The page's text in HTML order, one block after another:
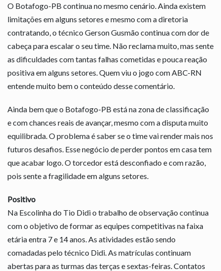
O Botafogo-PB continua no mesmo cenário. Ainda existem
limitações em alguns setores e mesmo com a diretoria
contratando, o técnico Gerson Gusmão continua com dor de
cabeça para escalar o seu time. Não reclama muito, mas sente
as dificuldades com tantas falhas cometidas e pouca reação
positiva em alguns setores. Quem viu o jogo com ABC-RN
entende muito bem o conteúdo desse comentário.
Ainda bem que o Botafogo-PB está na zona de classificação
e com chances reais de avançar, mesmo com a disputa muito
equilibrada. O problema é saber se o time vai render mais nos
futuros desafios. Esse negócio de perder pontos em casa tem
que acabar logo. O torcedor está desconfiado e com razão,
pois sente a fragilidade em alguns setores.
Positivo
Na Escolinha do Tio Didi o trabalho de observação continua
com o objetivo de formar as equipes competitivas na faixa
etária entra 7 e 14 anos. As atividades estão sendo
comadadas pelo técnico Didi. As matrículas continuam
abertas para as turmas das terças e sextas-feiras. Contatos